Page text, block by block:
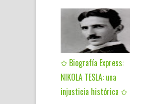
✩ Biografía Express:
NIKOLA TESLA: una
injusticia histórica ✩